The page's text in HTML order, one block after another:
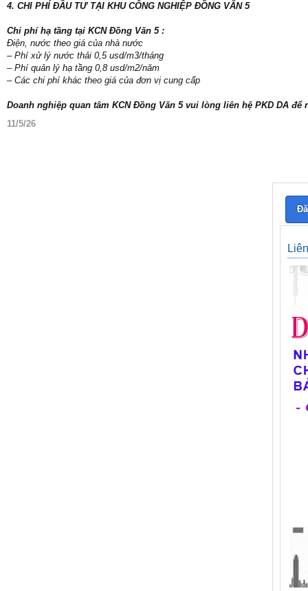
4. CHI PHÍ ĐẦU TƯ TẠI KHU CÔNG NGHIỆP ĐỒNG VĂN 5
Chi phí hạ tầng tại KCN Đồng Văn 5 :
Điện, nước theo giá của nhà nước
– Phí xử lý nước thải 0,5 usd/m3/tháng
– Phí quản lý hạ tầng 0,8 usd/m2/năm
– Các chi phí khác theo giá của đơn vị cung cấp
Doanh nghiệp quan tâm KCN Đồng Văn 5 vui lòng liên hệ PKD DA
11/5/26